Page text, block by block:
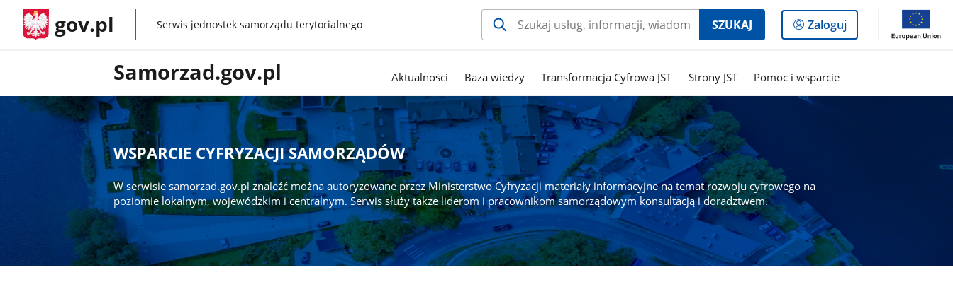
gov.pl gov.plSerwis jednostek samorządu terytorialnego SZUKAJ
Logowanie
do
Zaloguj
Samorzad.gov.pl Aktualności Baza wiedzy Transformacja Cyfrowa JST Strony JST Pomoc i wsparcie
WSPARCIE CYFRYZACJI SAMORZĄDÓW
W serwisie samorzad.gov.pl znaleźć można autoryzowane przez Ministerstwo Cyfryzacji materiały informacyjne na temat rozwoju cyfrowego na
poziomie lokalnym, wojewódzkim i centralnym. Serwis służy także liderom i pracownikom samorządowym konsultacją i doradztwem.